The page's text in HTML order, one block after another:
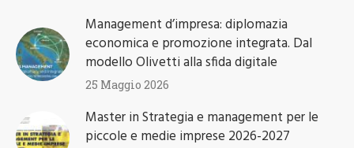
Management d’impresa: diplomazia
economica e promozione integrata. Dal
modello Olivetti alla sfida digitale
25 Maggio 2026
Master in Strategia e management per le
piccole e medie imprese 2026-2027